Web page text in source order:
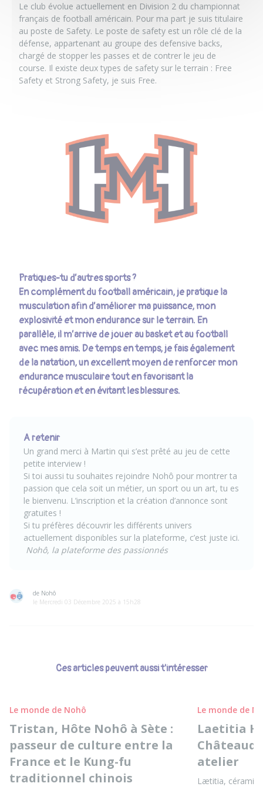
Le club évolue actuellement en Division 2 du championnat
français de football américain. Pour ma part je suis titulaire
au poste de Safety. Le poste de safety est un rôle clé de la
défense, appartenant au groupe des defensive backs,
chargé de stopper les passes et de contrer le jeu de
course. Il existe deux types de safety sur le terrain : Free
Safety et Strong Safety, je suis Free.
Pratiques-tu d’autres sports ?
En complément du football américain, je pratique la
musculation afin d’améliorer ma puissance, mon
explosivité et mon endurance sur le terrain. En
parallèle, il m’arrive de jouer au basket et au football
avec mes amis. De temps en temps, je fais également
de la natation, un excellent moyen de renforcer mon
endurance musculaire tout en favorisant la
récupération et en évitant les blessures.
A retenir
Un grand merci à Martin qui s’est prêté au jeu de cette
petite interview !
Si toi aussi tu souhaites rejoindre Nohô pour montrer ta
passion que cela soit un métier, un sport ou un art, tu es
le bienvenu. L’inscription et la création d’annonce sont
gratuites !
Si tu préfères découvrir les différents univers
actuellement disponibles sur la plateforme, c’est juste ici.
Nohô, la plateforme des passionnés
de Nohô
le Mercredi 03 Décembre 2025 à 15h28
Ces articles peuvent aussi t'intéresser
Le monde de Nohô
Tristan, Hôte Nohô à Sète :
passeur de culture entre la
France et le Kung-fu
traditionnel chinois
Le monde de
Laetitia
atelier
Lætitia,